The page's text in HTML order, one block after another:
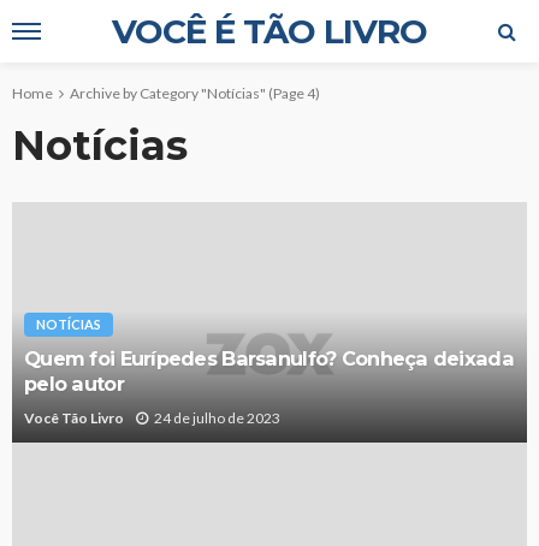
VOCÊ É TÃO LIVRO
Home Archive by Category "Notícias" (Page 4)
Notícias
NOTÍCIAS
Quem foi Eurípedes Barsanulfo? Conheça deixada
pelo autor
Você Tão Livro 24 de julho de 2023